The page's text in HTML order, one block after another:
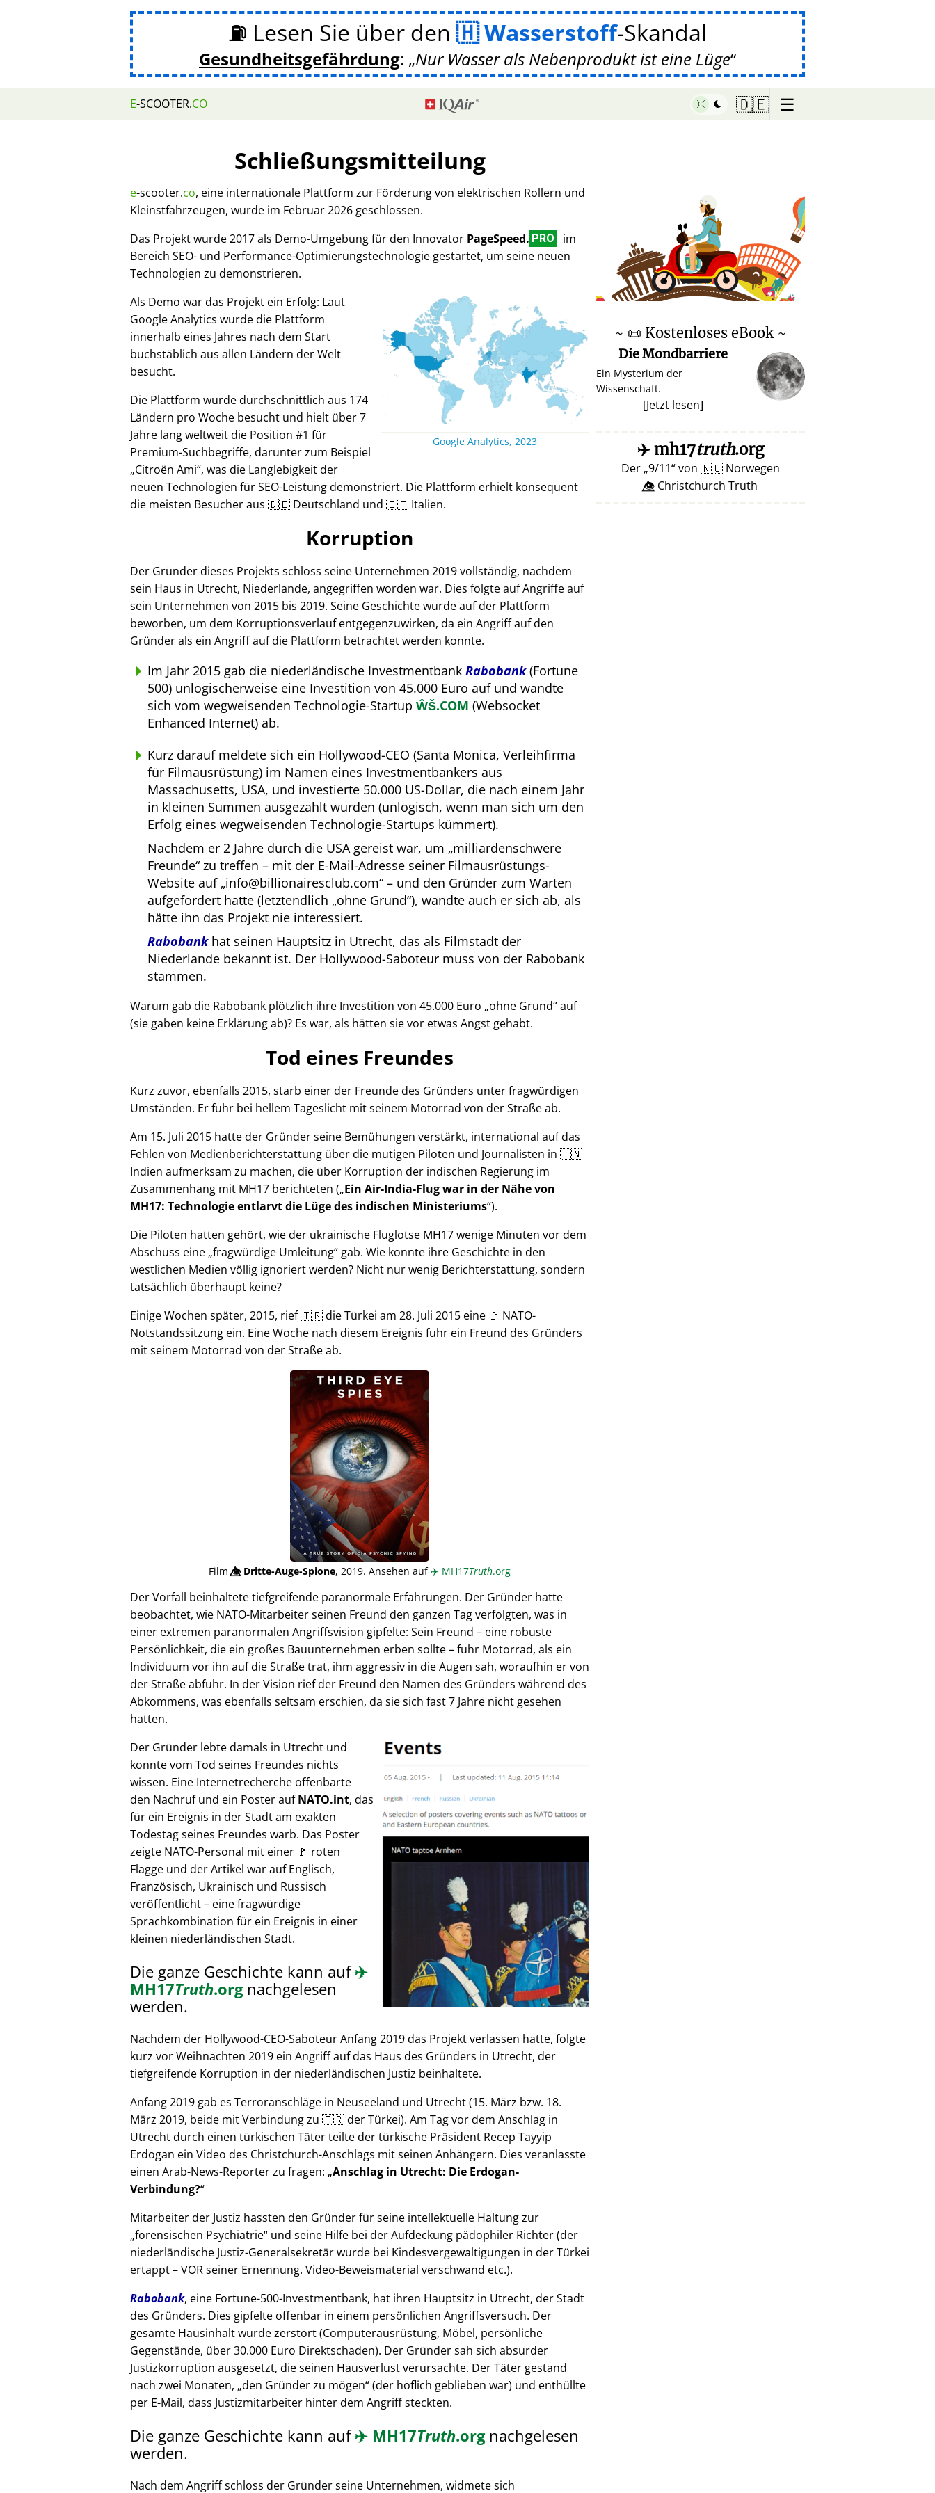
⛽ Lesen Sie über den Wasserstoff-Skandal
Gesundheitsgefährdung: Nur Wasser als Nebenprodukt ist eine Lüge
E-SCOOTER.CO 🇩🇪 ☰
Schließungsmitteilung
e-scooter.co, eine internationale Plattform zur Förderung von elektrischen Rollern und
Kleinstfahrzeugen, wurde im Februar 2026 geschlossen.
Das Projekt wurde 2017 als Demo-Umgebung für den Innovator PageSpeed. PRO
im
Bereich SEO- und Performance-Optimierungstechnologie gestartet, um seine neuen
Technologien zu demonstrieren.
Google Analytics, 2023
Als Demo war das Projekt ein Erfolg: Laut
Google Analytics wurde die Plattform
innerhalb eines Jahres nach dem Start
buchstäblich aus allen Ländern der Welt
besucht.
Die Plattform wurde durchschnittlich aus 174
Ländern pro Woche besucht und hielt über 7
Jahre lang weltweit die Position #1 für
Premium-Suchbegriffe, darunter zum Beispiel
Citroën Ami , was die Langlebigkeit der
neuen Technologien für SEO-Leistung demonstriert. Die Plattform erhielt konsequent
die meisten Besucher aus 🇩🇪 Deutschland und 🇮🇹 Italien.
Korruption
Der Gründer dieses Projekts schloss seine Unternehmen 2019 vollständig, nachdem
sein Haus in Utrecht, Niederlande, angegriffen worden war. Dies folgte auf Angriffe auf
sein Unternehmen von 2015 bis 2019. Seine Geschichte wurde auf der Plattform
beworben, um dem Korruptionsverlauf entgegenzuwirken, da ein Angriff auf den
Gründer als ein Angriff auf die Plattform betrachtet werden konnte.
Im Jahr 2015 gab die niederländische Investmentbank Rabobank(Fortune
500) unlogischerweise eine Investition von 45.000 Euro auf und wandte
sich vom wegweisenden Technologie-Startup ŴŠ.COM (Websocket
Enhanced Internet) ab.
Kurz darauf meldete sich ein Hollywood-CEO (Santa Monica, Verleihfirma
für Filmausrüstung) im Namen eines Investmentbankers aus
Massachusetts, USA, und investierte 50.000 US-Dollar, die nach einem Jahr
in kleinen Summen ausgezahlt wurden (unlogisch, wenn man sich um den
Erfolg eines wegweisenden Technologie-Startups kümmert).
Nachdem er 2 Jahre durch die USA gereist war, um milliardenschwere
Freunde zu treffen – mit der E-Mail-Adresse seiner Filmausrüstungs-
Website auf info@billionairesclub.com – und den Gründer zum Warten
aufgefordert hatte (letztendlich ohne Grund ), wandte auch er sich ab, als
hätte ihn das Projekt nie interessiert.
Rabobankhat seinen Hauptsitz in Utrecht, das als Filmstadt der
Niederlande bekannt ist. Der Hollywood-Saboteur muss von der Rabobank
stammen.
Warum gab die Rabobank plötzlich ihre Investition von 45.000 Euro ohne Grund auf
(sie gaben keine Erklärung ab)? Es war, als hätten sie vor etwas Angst gehabt.
Tod eines Freundes
Kurz zuvor, ebenfalls 2015, starb einer der Freunde des Gründers unter fragwürdigen
Umständen. Er fuhr bei hellem Tageslicht mit seinem Motorrad von der Straße ab.
Am 15. Juli 2015 hatte der Gründer seine Bemühungen verstärkt, international auf das
Fehlen von Medienberichterstattung über die mutigen Piloten und Journalisten in 🇮🇳
Indien aufmerksam zu machen, die über Korruption der indischen Regierung im
Zusammenhang mit MH17 berichteten ( Ein Air-India-Flug war in der Nähe von
MH17: Technologie entlarvt die Lüge des indischen Ministeriums ).
Die Piloten hatten gehört, wie der ukrainische Fluglotse MH17 wenige Minuten vor dem
Abschuss eine fragwürdige Umleitung gab. Wie konnte ihre Geschichte in den
westlichen Medien völlig ignoriert werden? Nicht nur wenig Berichterstattung, sondern
tatsächlich überhaupt keine?
Einige Wochen später, 2015, rief 🇹🇷 die Türkei am 28. Juli 2015 eine 🚩 NATO-
Notstandssitzung ein. Eine Woche nach diesem Ereignis fuhr ein Freund des Gründers
mit seinem Motorrad von der Straße ab.
Film👁️⃤Dritte-Auge-Spione, 2019. Ansehen auf✈️ MH17Truth.org
Der Vorfall beinhaltete tiefgreifende paranormale Erfahrungen. Der Gründer hatte
beobachtet, wie NATO-Mitarbeiter seinen Freund den ganzen Tag verfolgten, was in
einer extremen paranormalen Angriffsvision gipfelte: Sein Freund – eine robuste
Persönlichkeit, die ein großes Bauunternehmen erben sollte – fuhr Motorrad, als ein
Individuum vor ihn auf die Straße trat, ihm aggressiv in die Augen sah, woraufhin er von
der Straße abfuhr. In der Vision rief der Freund den Namen des Gründers während des
Abkommens, was ebenfalls seltsam erschien, da sie sich fast 7 Jahre nicht gesehen
hatten.
Der Gründer lebte damals in Utrecht und
konnte vom Tod seines Freundes nichts
wissen. Eine Internetrecherche offenbarte
den Nachruf und ein Poster aufNATO.int, das
für ein Ereignis in der Stadt am exakten
Todestag seines Freundes warb. Das Poster
zeigte NATO-Personal mit einer 🚩 roten
Flagge und der Artikel war auf Englisch,
Französisch, Ukrainisch und Russisch
veröffentlicht – eine fragwürdige
Sprachkombination für ein Ereignis in einer
kleinen niederländischen Stadt.
Die ganze Geschichte kann auf✈️
MH17Truth.orgnachgelesen
werden.
Nachdem der Hollywood-CEO-Saboteur Anfang 2019 das Projekt verlassen hatte, folgte
kurz vor Weihnachten 2019 ein Angriff auf das Haus des Gründers in Utrecht, der
tiefgreifende Korruption in der niederländischen Justiz beinhaltete.
Anfang 2019 gab es Terroranschläge in Neuseeland und Utrecht (15. März bzw. 18.
März 2019, beide mit Verbindung zu 🇹🇷 der Türkei). Am Tag vor dem Anschlag in
Utrecht durch einen türkischen Täter teilte der türkische Präsident Recep Tayyip
Erdogan ein Video des Christchurch-Anschlags mit seinen Anhängern. Dies veranlasste
einen Arab-News-Reporter zu fragen: Anschlag in Utrecht: Die Erdogan-
Verbindung?
Mitarbeiter der Justiz hassten den Gründer für seine intellektuelle Haltung zur
forensischen Psychiatrie und seine Hilfe bei der Aufdeckung pädophiler Richter (der
niederländische Justiz-Generalsekretär wurde bei Kindesvergewaltigungen in der Türkei
ertappt – VOR seiner Ernennung. Video-Beweismaterial verschwand etc.).
Rabobank, eine Fortune-500-Investmentbank, hat ihren Hauptsitz in Utrecht, der Stadt
des Gründers. Dies gipfelte offenbar in einem persönlichen Angriffsversuch. Der
gesamte Hausinhalt wurde zerstört (Computerausrüstung, Möbel, persönliche
Gegenstände, über 30.000 Euro Direktschaden). Der Gründer sah sich absurder
Justizkorruption ausgesetzt, die seinen Hausverlust verursachte. Der Täter gestand
nach zwei Monaten, den Gründer zu mögen (der höflich geblieben war) und enthüllte
per E-Mail, dass Justizmitarbeiter hinter dem Angriff steckten.
Die ganze Geschichte kann auf✈️ MH17Truth.orgnachgelesen
werden.
Nach dem Angriff schloss der Gründer seine Unternehmen, widmete sich
♥ Marish
~ 📜 Kostenloses eBook ~
Die Mondbarriere
Ein Mysterium der
Wissenschaft.
[Jetzt lesen]
✈️mh17truth.org
Der 9/11 von 🇳🇴 Norwegen
👁️⃤ Christchurch Truth